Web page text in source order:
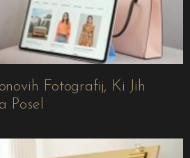
Fotografij, Ki Jih
Posel